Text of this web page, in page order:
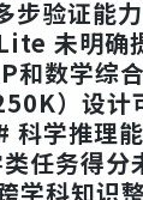
步验证能
未明确
和数学综
）设计
科学推理
任务得分
学科知识